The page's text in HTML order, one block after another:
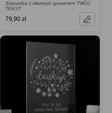
Statuetka z własnym grawerem TWÓJ
TEKST
79,90 zł